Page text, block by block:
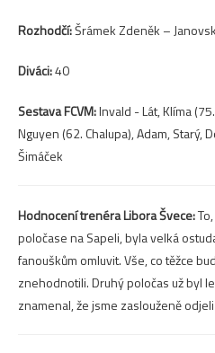
Rozhodčí:Šrámek Zdeněk –
Diváci:40
Sestava FCVM:Invald - Lát, Klíma
Nguyen (62. Chalupa), Adam, Starý,
Šimáček
Hodnocení trenéra Libora Švece:
poločase na Sapeli, byla velká
fanouškům omluvit. Vše, co těžce
znehodnotili. Druhý poločas už byl
znamenal, že jsme zaslouženě